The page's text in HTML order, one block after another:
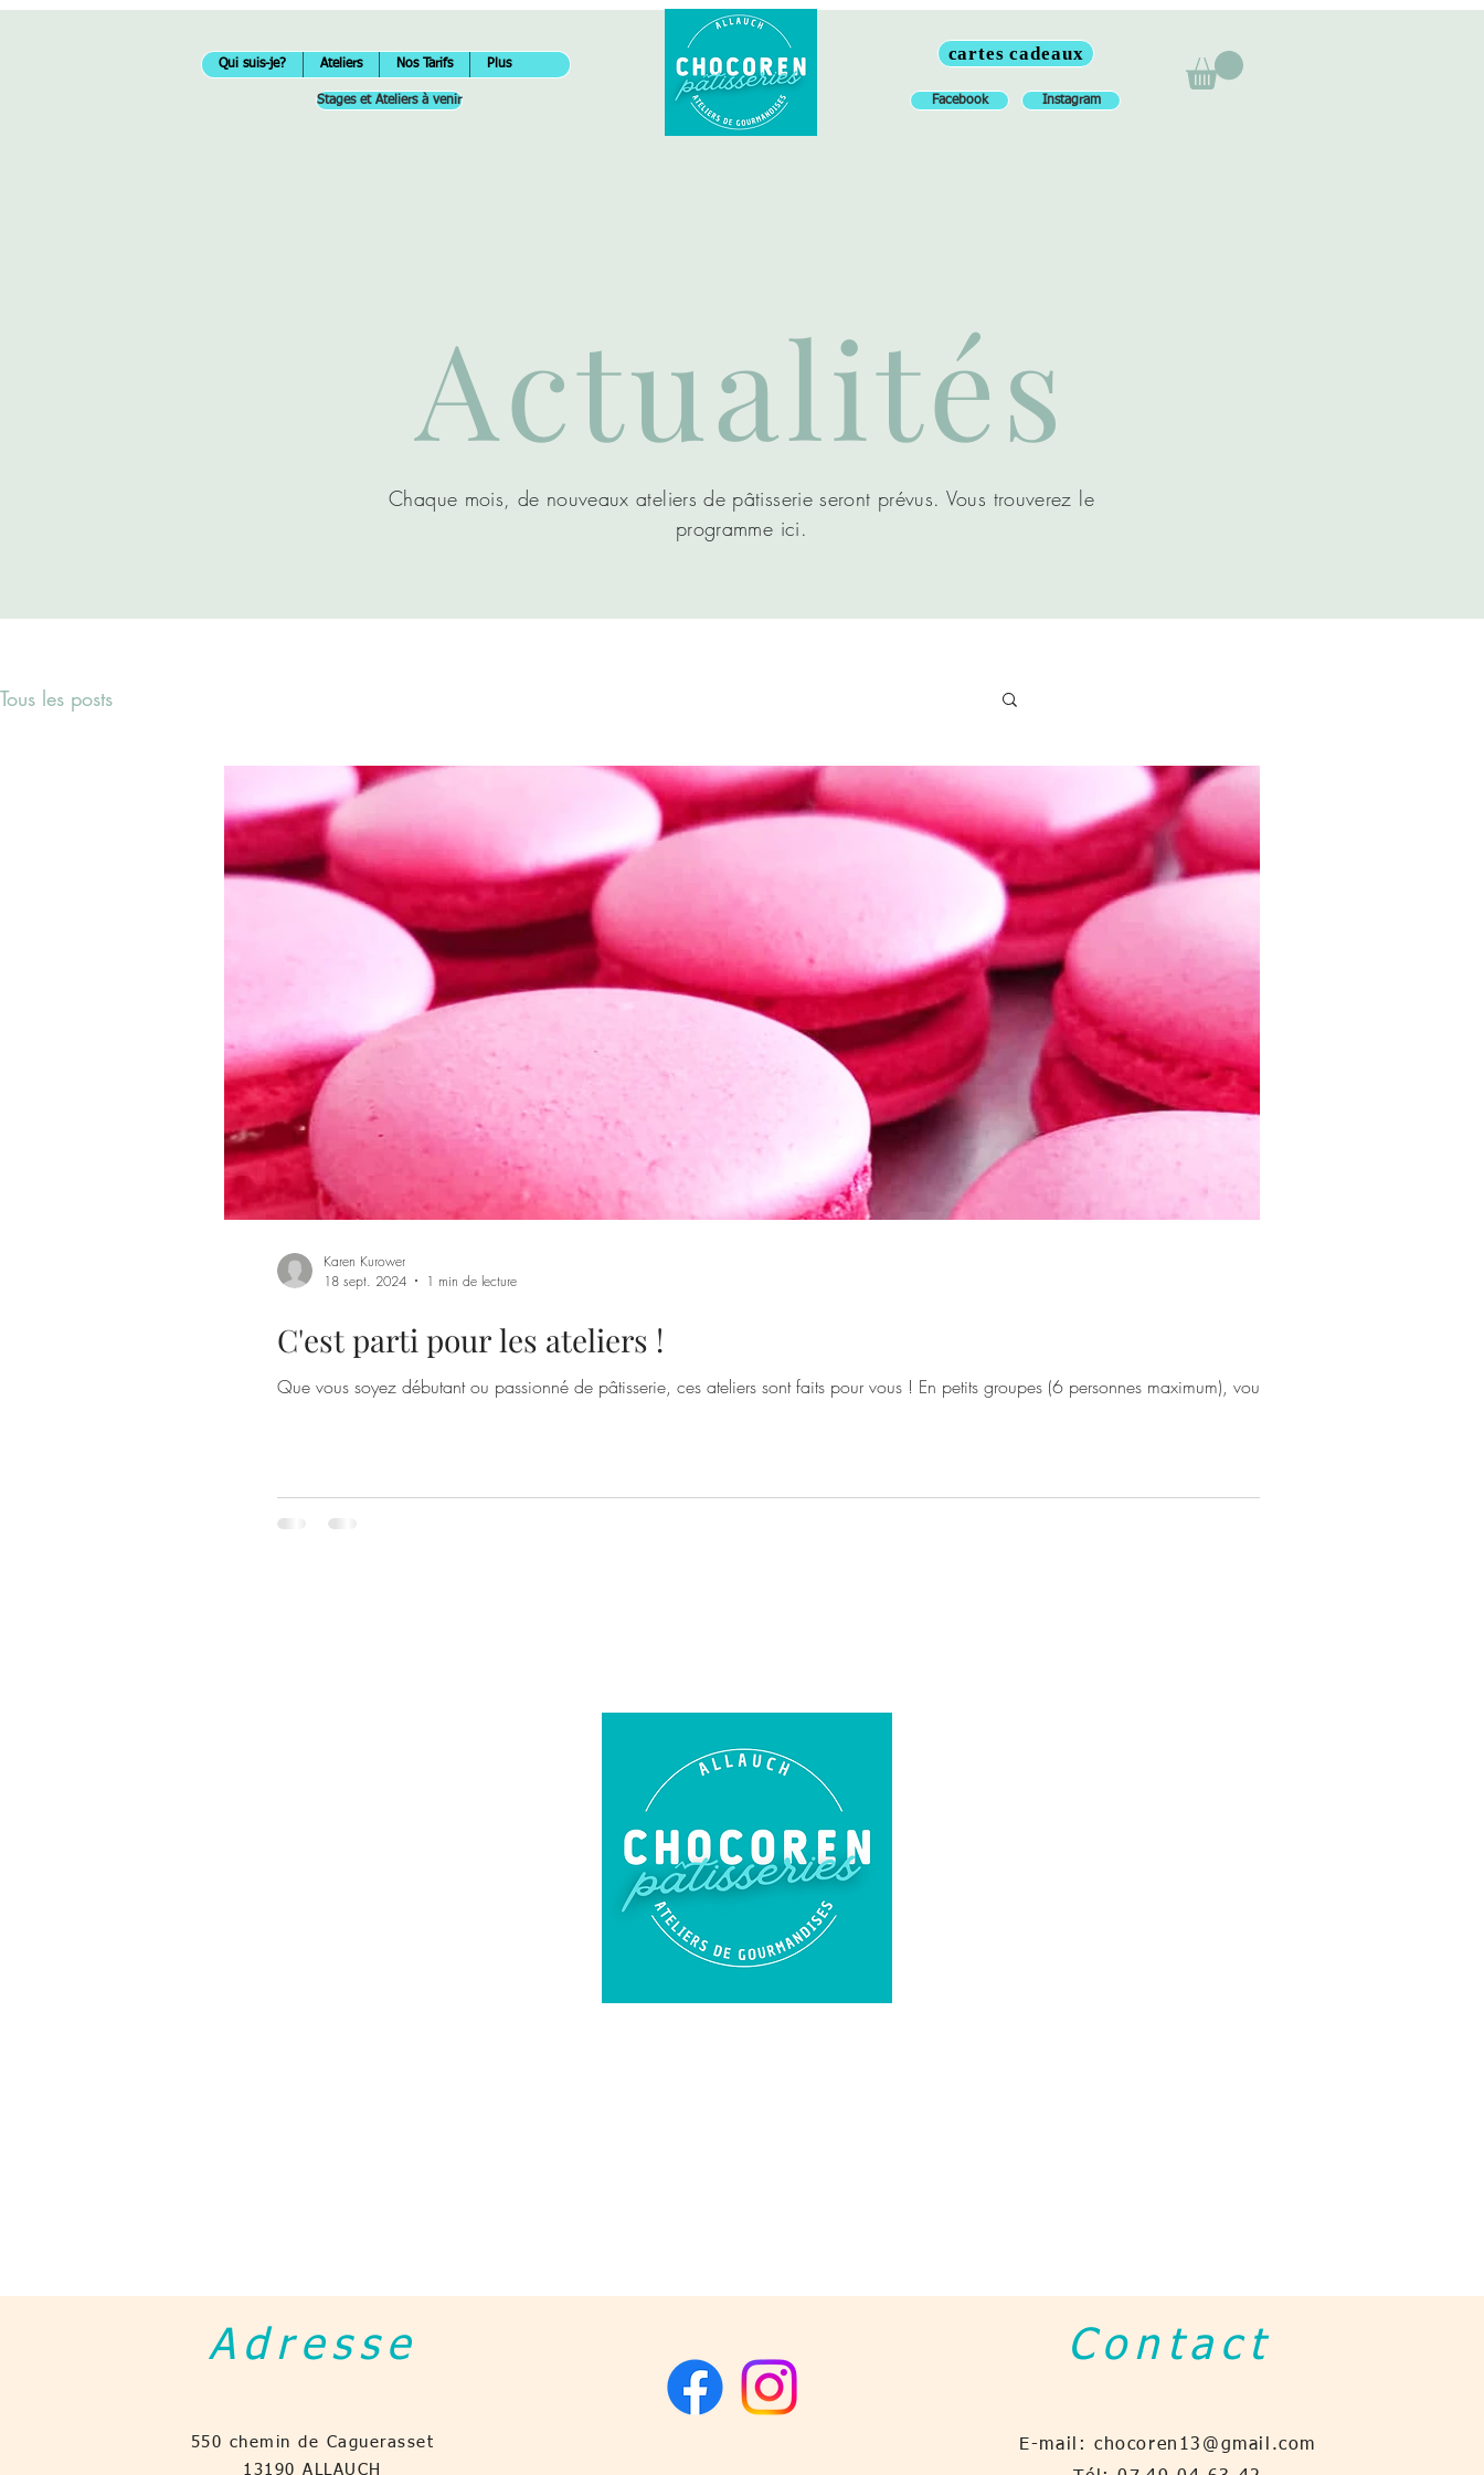
Qui suis-je? Ateliers Nos Tarifs Plus
Stages et Ateliers à venir
cartes cadeaux
Facebook Instagram
Actualités
Chaque mois, de nouveaux ateliers de pâtisserie seront prévus. Vous trouverez le
programme ici.
Tous les posts
C'est parti pour les ateliers !
Que vous soyez débutant ou passionné de pâtisserie, ces ateliers sont faits pour vous ! En petits groupes (6 personnes maximum), vous...
Karen Kurower
18 sept. 2024
1 min de lecture
Adresse
550 chemin de Caguerasset
13190 ALLAUCH
Contact
E-mail: chocoren13@gmail.com